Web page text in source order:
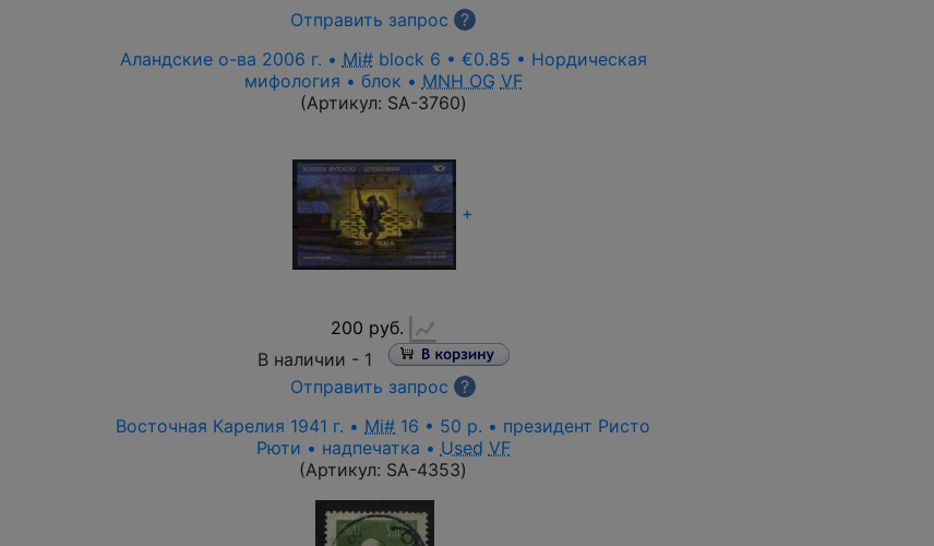
Отправить запрос
?
Аландские о-ва 2006 г. • Mi#block 6 • €0.85 • Нордическая
мифология • блок • MNH OG VF
(Артикул: SA-3760)
+
200 руб.
В наличии - 1
Отправить запрос
?
Восточная Карелия 1941 г. • Mi# 16 • 50 p. • президент Ристо
Рюти • надпечатка • Used VF
(Артикул: SA-4353)